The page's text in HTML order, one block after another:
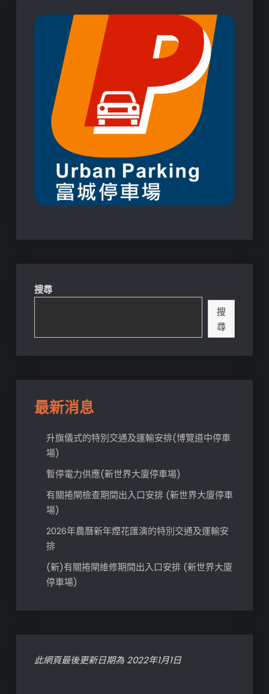
搜尋
搜
尋
最新消息
升旗儀式的特別交通及運輸安排(博覽道中停車
場)
暫停電力供應(新世界大廈停車場)
有關捲閘檢查期間出入口安排 (新世界大廈停車
場)
2026年農曆新年煙花匯演的特別交通及運輸安
排
(新)有關捲閘維修期間出入口安排 (新世界大廈
停車場)
此網頁最後更新日期為 2022年1月1日